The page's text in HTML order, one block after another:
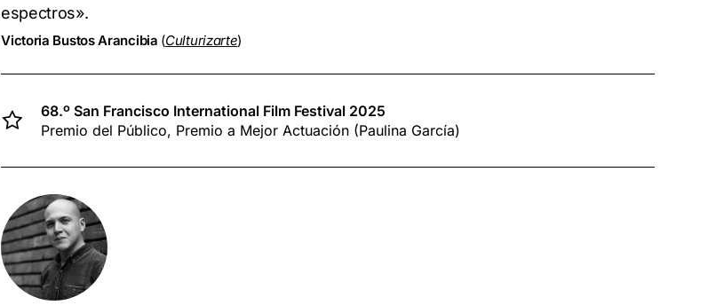
espectros».
Victoria Bustos Arancibia (Culturizarte)
68.º San Francisco International Film Festival 2025
Premio del Público, Premio a Mejor Actuación (Paulina García)